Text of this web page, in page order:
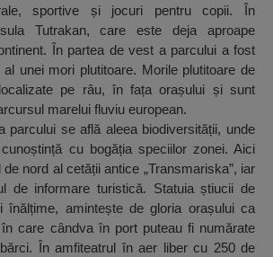
sportive și jocuri pentru copii. În
Tutrakan, care este deja aproape
În partea de vest a parcului a fost
unei mori plutitoare. Morile plutitoare de
pe râu, în fața orașului și sunt
marelui fluviu european.
parcului se află aleea biodiversității, unde
cu bogăția speciilor zonei. Aici
nord al cetății antice „Transmariska”, iar
de informare turistică. Statuia știucii de
înălțime, amintește de gloria orașului ca
care cândva în port puteau fi numărate
În amfiteatrul în aer liber cu 250 de